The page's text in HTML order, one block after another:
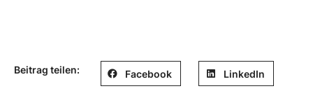
Beitrag teilen: Facebook LinkedIn